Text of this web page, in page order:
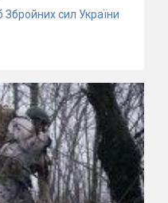
сил України